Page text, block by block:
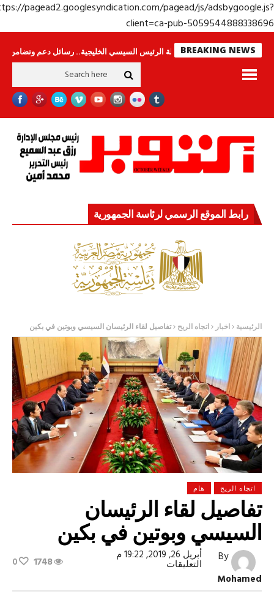
https://pagead2.googlesyndication.com/pagead/js/
client=ca-pub-
BREAKING NEWS
لا ينامون جولة الرئيس السيسي الخليجية.. رسائل دعم وتضامن للأشقاء
رابط الموقع الرسمي لرئاسة الجمهورية
الرئيسية اخبار اتجاه الريح تفاصيل لقاء الرئيسان السيسي وبوتين في بكين
اتجاه الريح هام
تفاصيل لقاء الرئيسان
السيسي وبوتين في بكين
By
Mohamed
أبريل 26, 2019, 19:22 م
التعليقاتعلى
الرئيسان
1748
0